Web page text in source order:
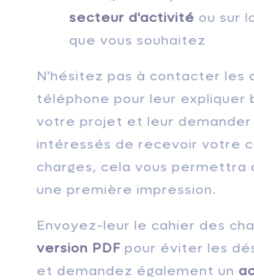
secteur d'activité ou sur
que vous souhaitez
N'hésitez pas à contacter les
téléphone pour leur expliquer
votre projet et leur demander
intéressés de recevoir votre
charges, cela vous permettra
une première impression.
Envoyez-leur le cahier des
version PDF pour éviter les
et demandez également un